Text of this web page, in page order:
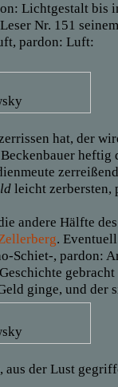
Lichtgestalt bis
Nr. 151
pardon: Luft:
hat, der
heftig
leicht zerbersten,
andere Hälfte
.
Schiet-, pardon:
ginge, und der
der Lust